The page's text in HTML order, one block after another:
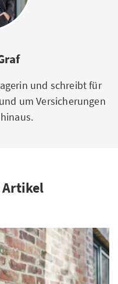
und schreibt für
um Versicherungen
Artikel